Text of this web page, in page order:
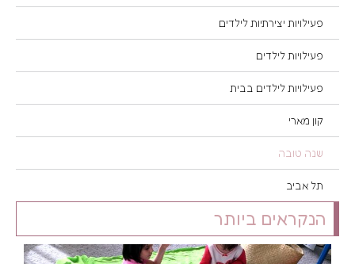
פעילויות יצירתיות לילדים
פעילויות לילדים
פעילויות לילדים בבית
קון מארי
שנה טובה
תל אביב
הנקראים ביותר